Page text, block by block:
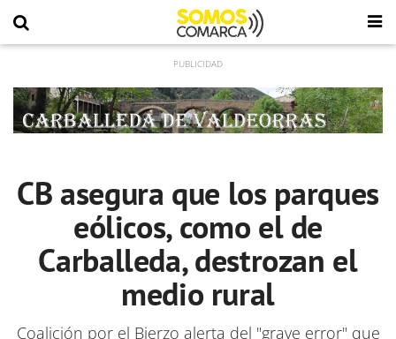
CB asegura que los parques
eólicos, como el de
Carballeda, destrozan el
medio rural
Coalición por el Bierzo alerta del "grave error" que